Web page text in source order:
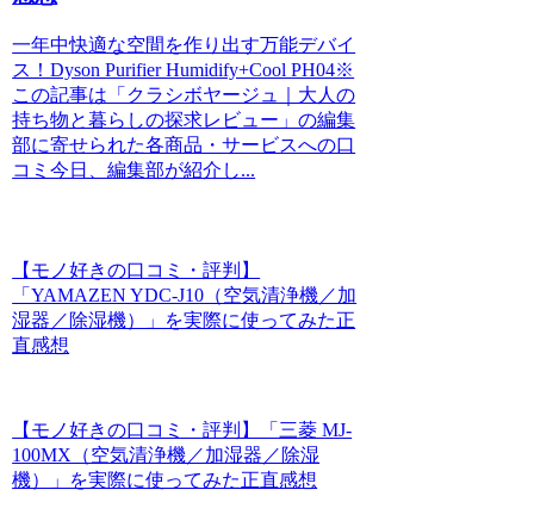
一年中快適な空間を作り出す万能デバイ
ス！Dyson Purifier Humidify+Cool PH04※
この記事は「クラシボヤージュ｜大人の
持ち物と暮らしの探求レビュー」の編集
部に寄せられた各商品・サービスへの口
コミ今日、編集部が紹介し...
【モノ好きの口コミ・評判】
「YAMAZEN YDC-J10（空気清浄機／加
湿器／除湿機）」を実際に使ってみた正
直感想
【モノ好きの口コミ・評判】「三菱 MJ-
100MX（空気清浄機／加湿器／除湿
機）」を実際に使ってみた正直感想